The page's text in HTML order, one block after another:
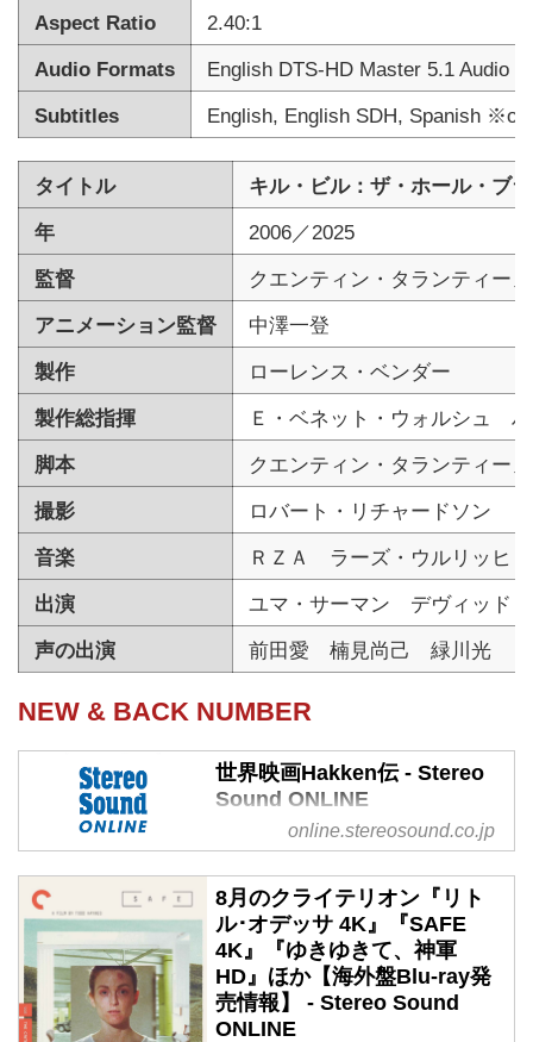
Aspect Ratio
2.40:1
Audio Formats
English DTS-HD Master 5.1 Audio
Subtitles
English, English SDH, Spanish
タイトル
キル・ビル：ザ・ホール・ブ
年
2006／2025
監督
クエンティン・タランティーノ
アニメーション監督
中澤一登
製作
ローレンス・ベンダー
製作総指揮
Ｅ・ベネット・ウォルシュ
脚本
クエンティン・タランティーノ
撮影
ロバート・リチャードソン
音楽
ＲＺＡ ラーズ・ウルリッヒ
出演
ユマ・サーマン デヴィッド
声の出演
前田愛 楠見尚己 緑川光 ミ
NEW & BACK NUMBER
世界映画Hakken伝 - Stereo
Sound ONLINE
世界映画Hakken伝 の記事一覧 -
ーの専門雑誌を扱うステレオサウ
ンド社が運営する、 オーディ
オ・ビジュアルのポータルサイ
ト。最新ニュース、製品レビュ
ー、ベストバイ、 グランプリな
どに加え、人気の評論家による各
online.stereosound.co.jp
8月のクライテリオン『リト
ル･オデッサ 4K』『SAFE
4K』『ゆきゆきて、神軍
HD』ほか【海外盤Blu-ray発
売情報】 - Stereo Sound
ONLINE